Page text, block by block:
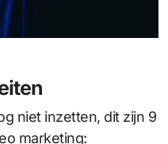
niet inzetten, dit zijn 9
marketing: